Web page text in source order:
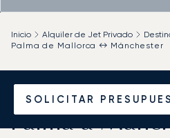
SOLICITAR
Inicio Alquiler de Jet Privado
Palma de Mallorca ↔ Mánchester
Alquile un Jet
Palma a